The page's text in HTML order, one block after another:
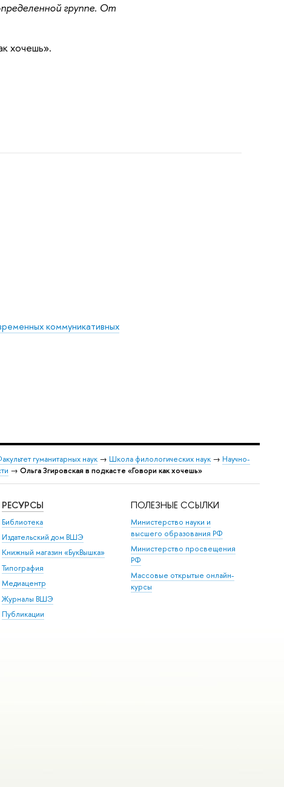
группе. От
хочешь».
коммуникативных
гуманитарных наук → Школа филологических наук → Научно-
→ Ольга Згировская в подкасте «Говори как хочешь»
РЕСУРСЫ
Библиотека
Издательский дом ВШЭ
Книжный магазин «БукВышка»
Типография
Медиацентр
Журналы ВШЭ
Публикации
ПОЛЕЗНЫЕ ССЫЛКИ
Министерство науки и
высшего образования РФ
Министерство просвещения
РФ
Массовые открытые онлайн-
курсы